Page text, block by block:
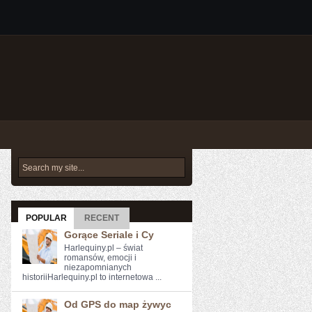
POPULAR RECENT
Gorące Seriale i Cy
Harlequiny.pl – świat
romansów, emocji i
niezapomnianych
historiiHarlequiny.pl to internetowa ...
Od GPS do map żywyc